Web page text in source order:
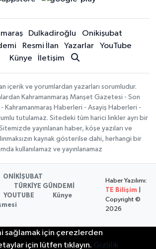
Dulkadiroğlu
Onikişubat
Resmi İlan Yazarlar
YouTube
Künye
İletişim
içerik ve yorumlardan yazarları sorumludur.
Kahramanmaraş Manşet Gazetesi - Son
Kahramanmaraş Haberleri - Asayiş Haberleri -
tutulamaz. Sitedeki tüm harici linkler ayrı bir
yayınlanan haber, köşe yazıları ve
kaynak gösterilse dahi, herhangi bir
kullanılamaz ve yayınlanamaz
ONİKİŞUBAT
TÜRKİYE GÜNDEMİ
YOUTUBE
Künye
Haber Yazılımı:
TE Bilişim
Copyright ©
2026
sağlamak için çerezlerden
için lütfen tıklayın. Gizlilik